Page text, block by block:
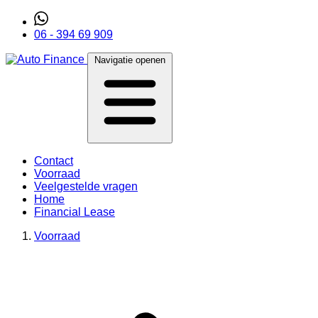
06 - 394 69 909
Navigatie openen
Contact
Voorraad
Veelgestelde vragen
Home
Financial Lease
Voorraad